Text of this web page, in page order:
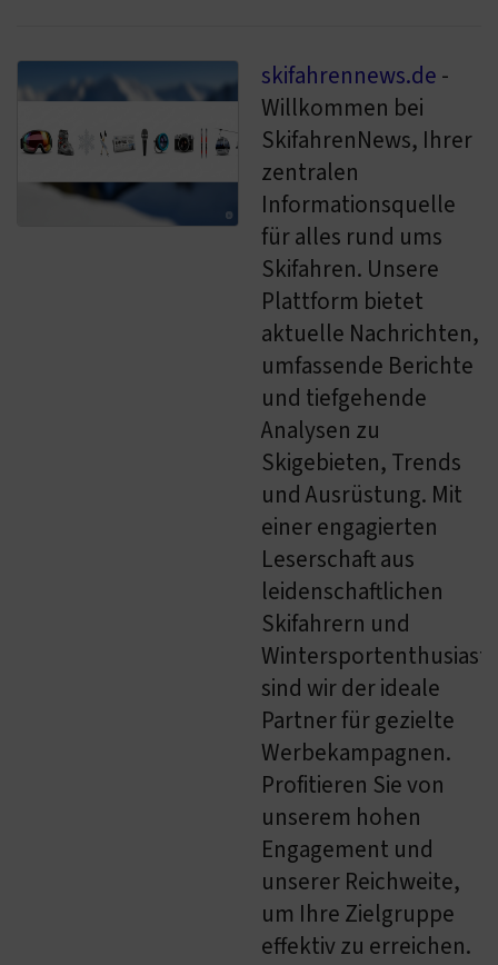
skifahrennews.de -
Willkommen bei
SkifahrenNews, Ihrer
zentralen
Informationsquelle
für alles rund ums
Skifahren. Unsere
Plattform bietet
aktuelle Nachrichten,
umfassende Berichte
und tiefgehende
Analysen zu
Skigebieten, Trends
und Ausrüstung. Mit
einer engagierten
Leserschaft aus
leidenschaftlichen
Skifahrern und
sind wir der ideale
Partner für gezielte
Werbekampagnen.
Profitieren Sie von
unserem hohen
Engagement und
unserer Reichweite,
um Ihre Zielgruppe
effektiv zu erreichen.